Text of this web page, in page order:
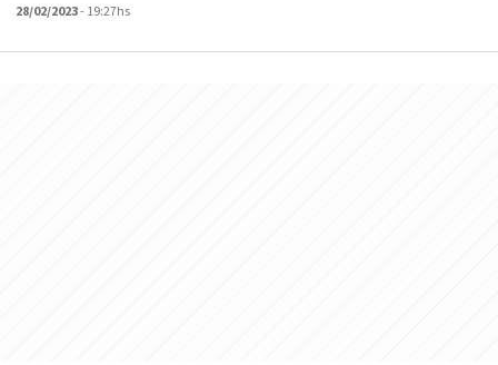
28/02/2023- 19:27hs